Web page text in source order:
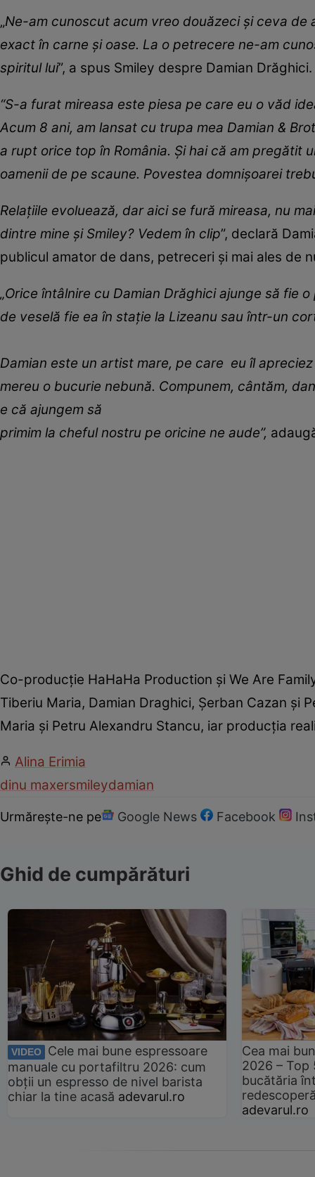
„Ne-am cunoscut acum vreo douăzeci și ceva de
exact în carne și oase. La o petrecere ne-am
spiritul lui”, a spus Smiley despre Damian Drăghici.
​“S-a furat mireasa este piesa pe care eu o văd
Acum 8 ani, am lansat cu trupa mea Damian &
a rupt orice top în România. Și hai că am pregătit
oamenii de pe scaune. Povestea domnișoarei
Relațiile evoluează, dar aici se fură mireasa, nu
dintre mine și Smiley? Vedem în clip”, declară
publicul amator de dans, petreceri și mai ales de
​„Orice întâlnire cu Damian Drăghici ajunge să fie
de veselă fie ea în stație la Lizeanu sau într-un
Damian este un artist mare, pe care eu îl
mereu o bucurie nebună. Compunem, cântăm,
e că ajungem să
primim la cheful nostru pe oricine ne aude”,
​Co-producție HaHaHa Production și We Are
Tiberiu Maria, Damian Draghici, Șerban Cazan și
Maria și Petru Alexandru Stancu, iar producția
Alina Erimia
dinu maxersmileydamian
Urmărește-ne pe Google News Facebook
Ghid de cumpărături
VIDEO
Cele mai bune espressoare
manuale cu portafiltru 2026: cum
obții un espresso de nivel barista
chiar la tine acasă adevarul.ro
Cea mai
2026 –
bucătăria
adevarul.ro